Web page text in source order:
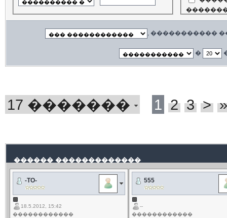
, �����������
�
17 ������� 1 2 3 > »
������ �������������
-TO-
18.5.2012, 15:42
������������
555
--
������������